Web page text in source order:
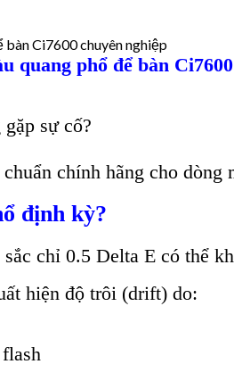
quang phổ để bàn
sự cố?
chính hãng cho
định kỳ?
chỉ 0.5 Delta E có thể
hiện độ trôi (drift) do: